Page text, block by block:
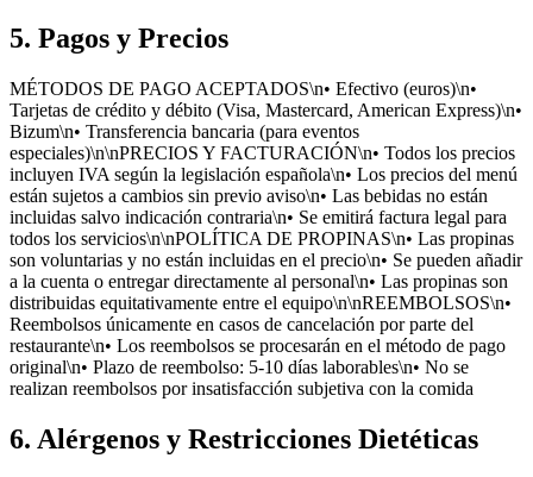
5. Pagos y Precios
MÉTODOS DE PAGO ACEPTADOS\n• Efectivo (euros)\n•
Tarjetas de crédito y débito (Visa, Mastercard, American Express)\n•
Bizum\n• Transferencia bancaria (para eventos
especiales)\n\nPRECIOS Y FACTURACIÓN\n• Todos los precios
incluyen IVA según la legislación española\n• Los precios del menú
están sujetos a cambios sin previo aviso\n• Las bebidas no están
incluidas salvo indicación contraria\n• Se emitirá factura legal para
todos los servicios\n\nPOLÍTICA DE PROPINAS\n• Las propinas
son voluntarias y no están incluidas en el precio\n• Se pueden añadir
a la cuenta o entregar directamente al personal\n• Las propinas son
distribuidas equitativamente entre el equipo\n\nREEMBOLSOS\n•
Reembolsos únicamente en casos de cancelación por parte del
restaurante\n• Los reembolsos se procesarán en el método de pago
original\n• Plazo de reembolso: 5-10 días laborables\n• No se
realizan reembolsos por insatisfacción subjetiva con la comida
6. Alérgenos y Restricciones Dietéticas